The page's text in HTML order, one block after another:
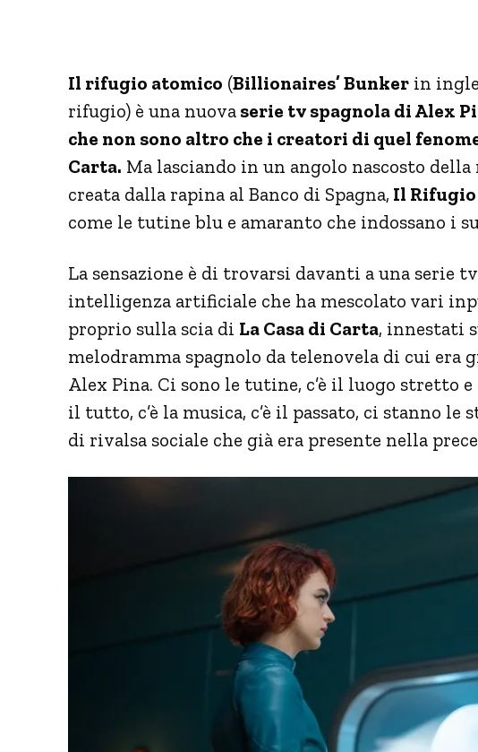
Il rifugio atomico (Billionaires’ Bunker in
rifugio) è una nuova serie tv spagnola di Alex
che non sono altro che i creatori di quel
Carta. Ma lasciando in un angolo nascosto
creata dalla rapina al Banco di Spagna, Il Rifugio
come le tutine blu e amaranto che indossano i
La sensazione è di trovarsi davanti a una serie
intelligenza artificiale che ha mescolato vari
proprio sulla scia di La Casa di Carta, innestati
melodramma spagnolo da telenovela di cui era
Alex Pina. Ci sono le tutine, c’è il luogo stretto
il tutto, c’è la musica, c’è il passato, ci stanno le
di rivalsa sociale che già era presente nella